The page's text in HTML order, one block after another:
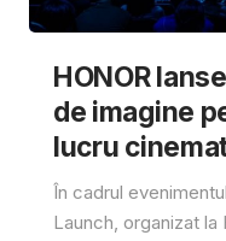
HONOR
de imagine
lucru
În cadrul
Launch, organizat la